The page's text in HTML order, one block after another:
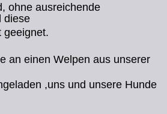
ohne ausreichende
diese
geeignet.
an einen Welpen aus unserer
,uns und unsere Hunde